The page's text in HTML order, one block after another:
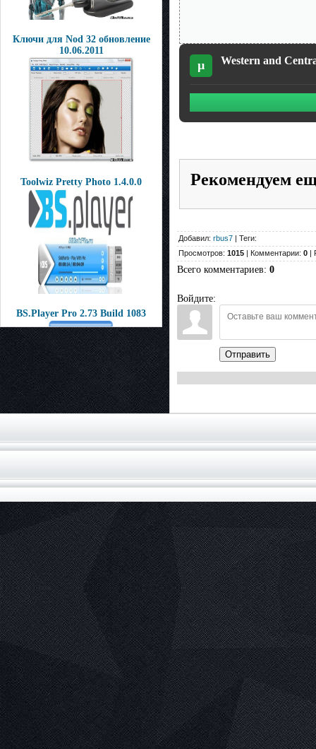
Ключи для Nod 32 обновление
10.06.2011
Toolwiz Pretty Photo 1.4.0.0
BS.Player Pro 2.73 Build 1083
µ Western and
Рекомендуем
Добавил: rbus7 | Теги:
Просмотров: 1015 | Комментарии: 0 |
Всего комментариев: 0
Войдите:
Отправить